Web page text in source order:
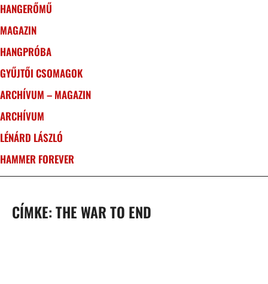
HANGERŐMŰ
MAGAZIN
HANGPRÓBA
GYŰJTŐI CSOMAGOK
ARCHÍVUM – MAGAZIN
ARCHÍVUM
LÉNÁRD LÁSZLÓ
HAMMER FOREVER
CÍMKE: THE WAR TO END